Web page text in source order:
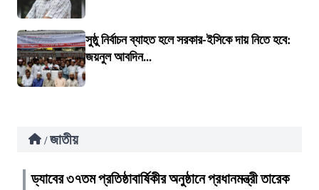
সুষ্ঠু নির্বাচন ব্যাহত হলে সরকার-ইসিকে দায় নিতে হবে:
জয়নুল আবদিন...
/ জাতীয়
ড্যাবের ৩৭তম প্রতিষ্ঠাবার্ষিকীর অনুষ্ঠানে প্রধানমন্ত্রী তারেক